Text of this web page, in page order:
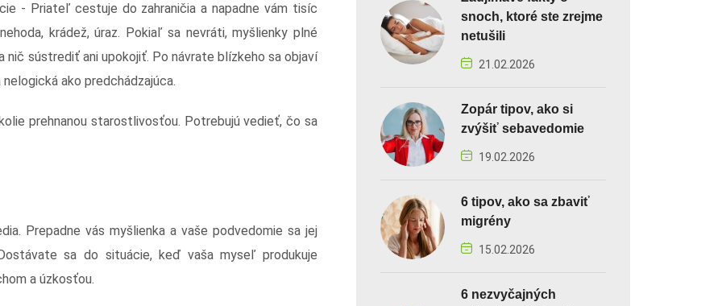
- Priateľ cestuje do zahraničia a napadne vám tisíc
krádež, úraz. Pokiaľ sa nevráti, myšlienky plné
nič sústrediť ani upokojiť. Po návrate blízkeho sa objaví
ako predchádzajúca.
prehnanou starostlivosťou. Potrebujú vedieť, čo sa
Prepadne vás myšlienka a vaše podvedomie sa jej
sa do situácie, keď vaša myseľ produkuje
a úzkosťou.
snoch, ktoré ste zrejme
netušili
21.02.2026
Zopár tipov, ako si
zvýšiť sebavedomie
19.02.2026
6 tipov, ako sa zbaviť
migrény
15.02.2026
6 nezvyčajných